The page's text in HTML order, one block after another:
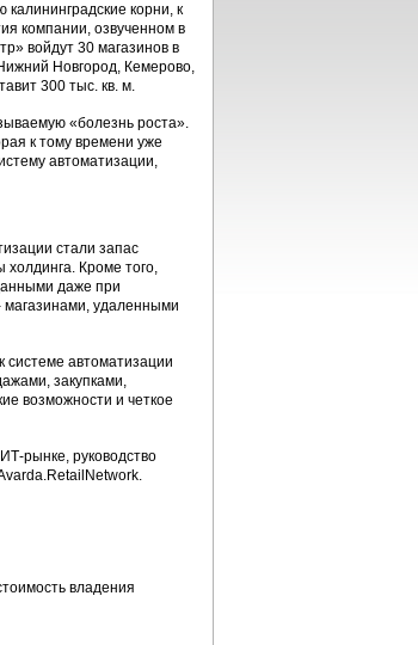
корни, к
компании, озвученном в
войдут 30 магазинов в
Новгород, Кемерово,
300 тыс. кв. м.
«болезнь роста».
к тому времени уже
автоматизации,
стали запас
Кроме того,
даже при
магазинами, удаленными
системе автоматизации
закупками,
возможности и четкое
рынке, руководство
владения